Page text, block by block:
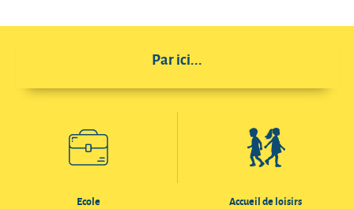
Par ici...
Ecole Accueil de loisirs